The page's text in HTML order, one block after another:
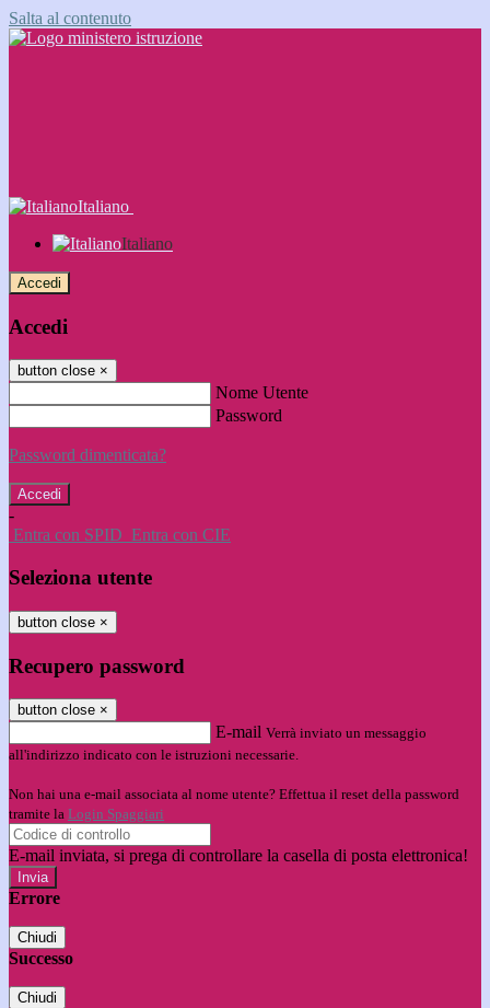
Salta al contenuto
Italiano
Italiano
Accedi
Accedi
button close ×
Nome Utente
Password
Password dimenticata?
-
Entra con SPID Entra con CIE
Seleziona utente
button close ×
Recupero password
button close ×
E-mail Verrà inviato un messaggio
all'indirizzo indicato con le istruzioni necessarie.
Non hai una e-mail associata al nome utente? Effettua il reset della password
tramite la Login Spaggiari
E-mail inviata, si prega di controllare la casella di posta elettronica!
Errore
Chiudi
Successo
Chiudi